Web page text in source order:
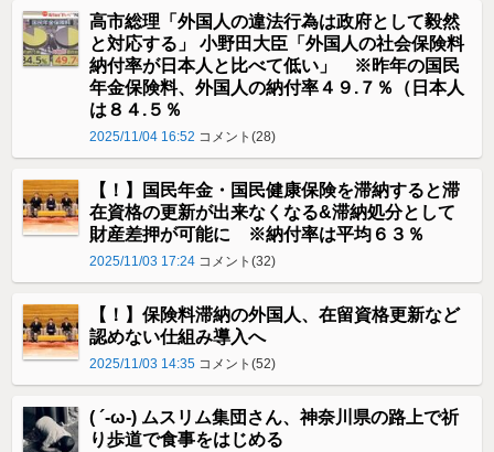
高市総理「外国人の違法行為は政府として毅然
と対応する」 小野田大臣「外国人の社会保険料
納付率が日本人と比べて低い」 ※昨年の国民
年金保険料、外国人の納付率４９.７％（日本人
は８４.５％
2025/11/04 16:52 コメント(28)
【！】国民年金・国民健康保険を滞納すると滞
在資格の更新が出来なくなる&滞納処分として
財産差押が可能に ※納付率は平均６３％
2025/11/03 17:24 コメント(32)
【！】保険料滞納の外国人、在留資格更新など
認めない仕組み導入へ
2025/11/03 14:35 コメント(52)
( ´-ω-) ムスリム集団さん、神奈川県の路上で祈
り歩道で食事をはじめる